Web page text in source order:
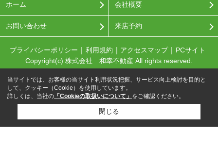
ホーム 会社概要
お問い合わせ 来店予約
プライバシーポリシー 利用規約 アクセスマップ
PCサイト
Copyright(c) 株式会社 和幸不動産 All rights reserved.
当サイトでは、お客様の当サイト利用状況把握、サービス向上検討を目的と
して、クッキー（Cookie）を使用しています。
詳しくは、当社の 「Cookieの取扱いについて」 をご確認ください。
閉じる